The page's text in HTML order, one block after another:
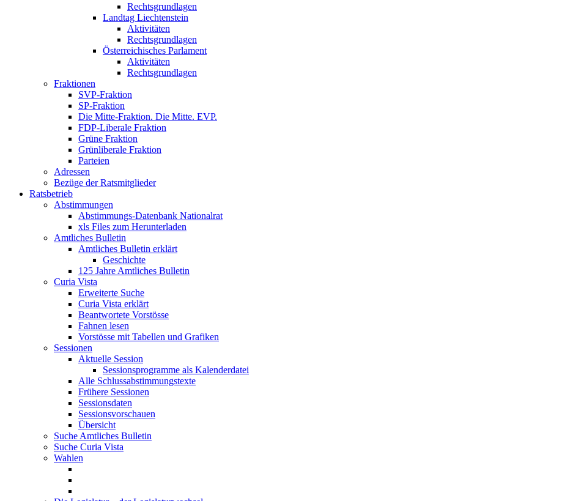
Rechtsgrundlagen
Landtag Liechtenstein
Aktivitäten
Rechtsgrundlagen
Österreichisches Parlament
Aktivitäten
Rechtsgrundlagen
Fraktionen
SVP-Fraktion
SP-Fraktion
Die Mitte-Fraktion. Die Mitte. EVP.
FDP-Liberale Fraktion
Grüne Fraktion
Grünliberale Fraktion
Parteien
Adressen
Bezüge der Ratsmitglieder
Ratsbetrieb
Abstimmungen
Abstimmungs-Datenbank Nationalrat
xls Files zum Herunterladen
Amtliches Bulletin
Amtliches Bulletin erklärt
Geschichte
125 Jahre Amtliches Bulletin
Curia Vista
Erweiterte Suche
Curia Vista erklärt
Beantwortete Vorstösse
Fahnen lesen
Vorstösse mit Tabellen und Grafiken
Sessionen
Aktuelle Session
Sessionsprogramme als Kalenderdatei
Alle Schlussabstimmungstexte
Frühere Sessionen
Sessionsdaten
Sessionsvorschauen
Übersicht
Suche Amtliches Bulletin
Suche Curia Vista
Wahlen